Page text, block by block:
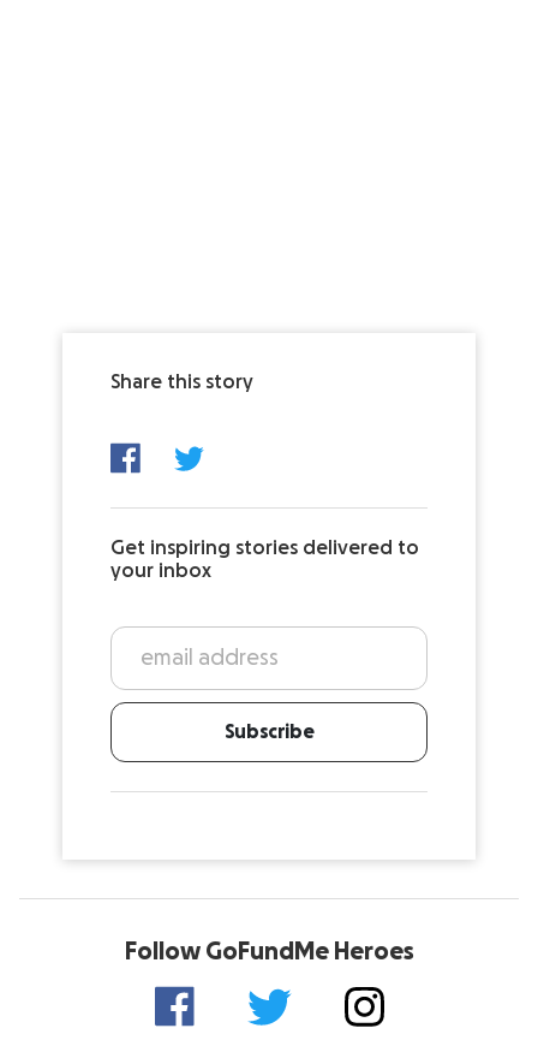
Share this story
Get inspiring stories delivered to
your inbox
Subscribe
Follow GoFundMe Heroes